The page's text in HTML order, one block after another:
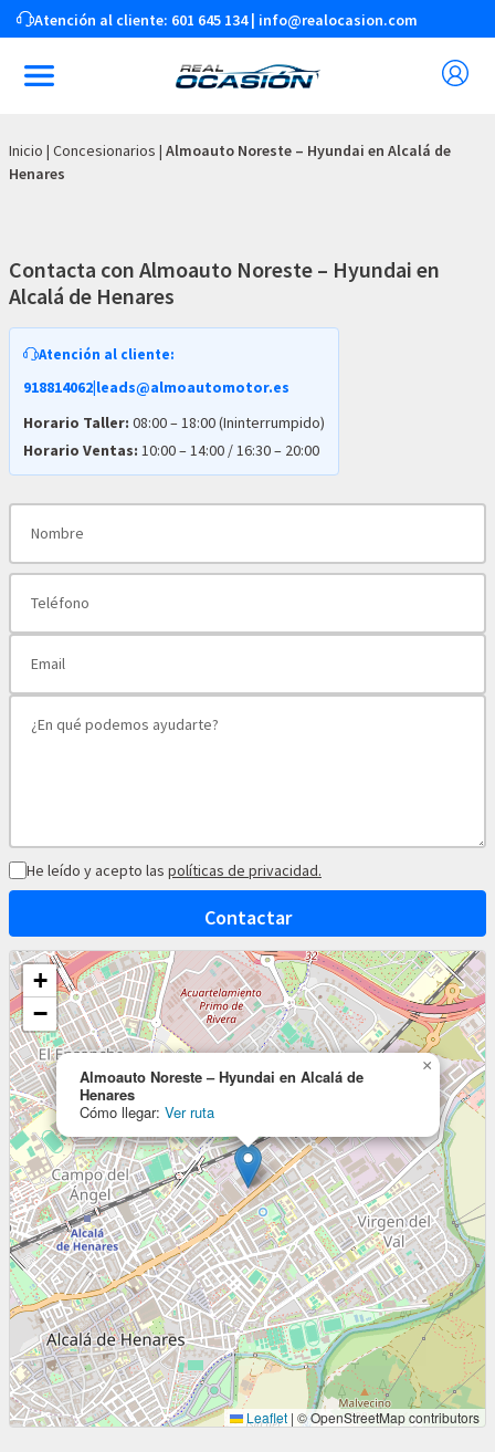
Atención al cliente: 601 645 134| info@realocasion.com
Inicio | Concesionarios | Almoauto Noreste – Hyundai en Alcalá de
Henares
Contacta con Almoauto Noreste – Hyundai en
Alcalá de Henares
Atención al cliente:
918814062|leads@almoautomotor.es
Horario Taller: 08:00 – 18:00 (Ininterrumpido)
Horario Ventas: 10:00 – 14:00 / 16:30 – 20:00
He leído y acepto las políticas de privacidad.
Contactar
Almoauto Noreste – Hyundai en Alcalá de
Henares
Cómo llegar: Ver ruta
×
+
−
Leaflet | © OpenStreetMap contributors